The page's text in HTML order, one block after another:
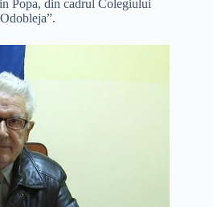
Popa, din cadrul Colegiului